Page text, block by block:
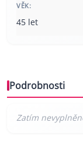
VĚK:
45 let
Podrobnosti